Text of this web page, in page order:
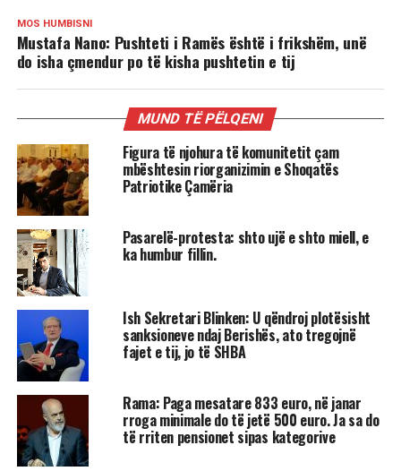
MOS HUMBISNI
Mustafa Nano: Pushteti i Ramës është i frikshëm, unë
do isha çmendur po të kisha pushtetin e tij
MUND TË PËLQENI
Figura të njohura të komunitetit çam
mbështesin riorganizimin e Shoqatës
Patriotike Çamëria
Pasarelë-protesta: shto ujë e shto miell, e
ka humbur fillin.
Ish Sekretari Blinken: U qëndroj plotësisht
sanksioneve ndaj Berishës, ato tregojnë
fajet e tij, jo të SHBA
Rama: Paga mesatare 833 euro, në janar
rroga minimale do të jetë 500 euro. Ja sa do
të rriten pensionet sipas kategorive